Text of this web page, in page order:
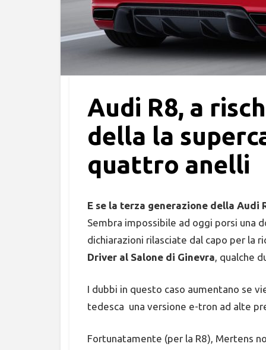
Audi R8, a
della la
quattro anelli
E se la terza generazione della Audi
Sembra impossibile ad oggi porsi una
dichiarazioni rilasciate dal capo per la
Driver al Salone di Ginevra, qualche
I dubbi in questo caso aumentano se
tedesca una versione e-tron ad alte
Fortunatamente (per la R8), Mertens